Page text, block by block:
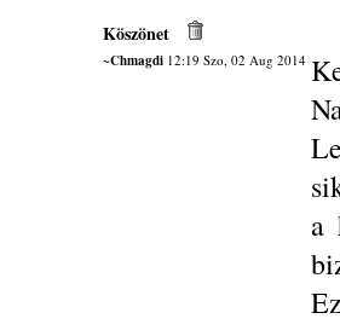
Köszönet
~Chmagdi12:19 Szo, 02 Aug 2014
a